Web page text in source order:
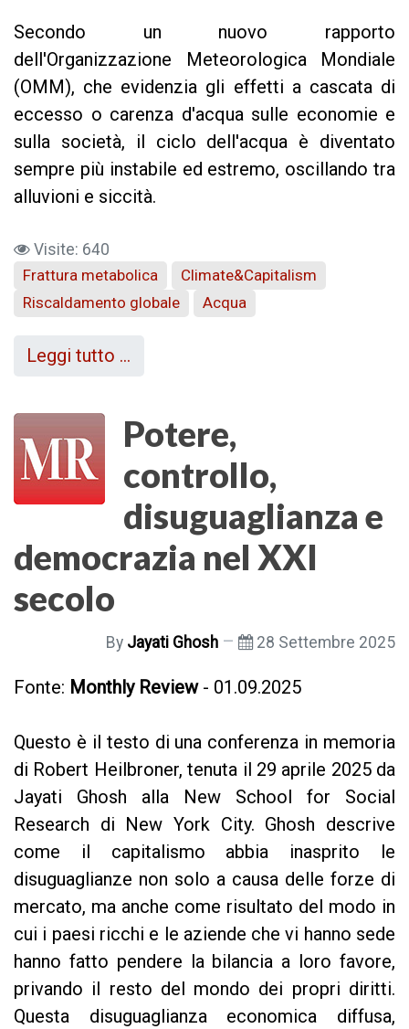
Secondo un nuovo rapporto
dell'Organizzazione Meteorologica Mondiale
(OMM), che evidenzia gli effetti a cascata di
eccesso o carenza d'acqua sulle economie e
sulla società, il ciclo dell'acqua è diventato
sempre più instabile ed estremo, oscillando tra
alluvioni e siccità.
Visite: 640
Frattura metabolica
Climate&Capitalism
Riscaldamento globale
Acqua
Leggi tutto …
Potere,
controllo,
disuguaglianza e
democrazia nel XXI
secolo
By Jayati Ghosh 28 Settembre 2025
Fonte: Monthly Review- 01.09.2025
Questo è il testo di una conferenza in memoria
di Robert Heilbroner, tenuta il 29 aprile 2025 da
Jayati Ghosh alla New School for Social
Research di New York City. Ghosh descrive
come il capitalismo abbia inasprito le
disuguaglianze non solo a causa delle forze di
mercato, ma anche come risultato del modo in
cui i paesi ricchi e le aziende che vi hanno sede
hanno fatto pendere la bilancia a loro favore,
privando il resto del mondo dei propri diritti.
Questa disuguaglianza economica diffusa,